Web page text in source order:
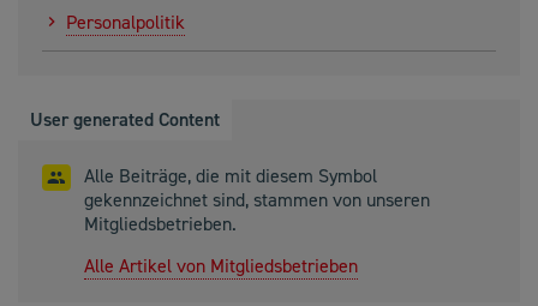
Personalpolitik
User generated Content
Alle Beiträge, die mit diesem Symbol
gekennzeichnet sind, stammen von unseren
Mitgliedsbetrieben.
Alle Artikel von Mitgliedsbetrieben